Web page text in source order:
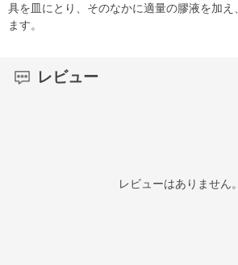
具を皿にとり、そのなかに適量の膠液を加え
ます。
レビュー
レビューはありません。